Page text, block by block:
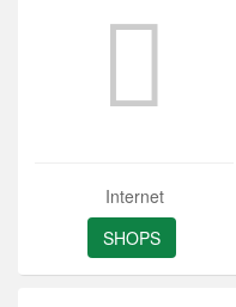
Internet
SHOPS